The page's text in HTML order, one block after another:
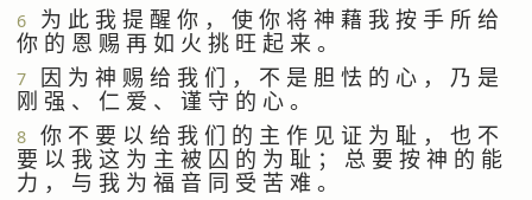
6
为 此 我 提 醒 你 ， 使 你 将 神 藉 我 按 手 所 给
你 的 恩 赐 再 如 火 挑 旺 起 来 。
7
因 为 神 赐 给 我 们 ， 不 是 胆 怯 的 心 ， 乃 是
刚 强 、 仁 爱 、 谨 守 的 心 。
8
你 不 要 以 给 我 们 的 主 作 见 证 为 耻 ， 也 不
要 以 我 这 为 主 被 囚 的 为 耻 ； 总 要 按 神 的 能
力 ， 与 我 为 福 音 同 受 苦 难 。